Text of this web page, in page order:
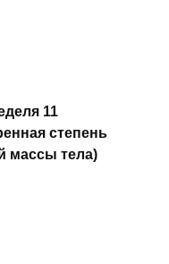
11
степень
массы тела)